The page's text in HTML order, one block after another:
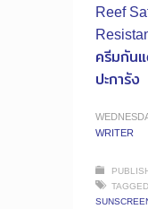
Reef
ครีมกัน
ปะการัง
WRITER